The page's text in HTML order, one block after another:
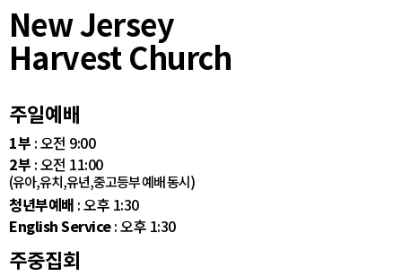
New Jersey
Harvest Church
주일예배
1부 : 오전 9:00
2부 : 오전 11:00
(유아,유치,유년,중고등부 예배 동시)
청년부예배 : 오후 1:30
English Service: 오후 1:30
주중집회